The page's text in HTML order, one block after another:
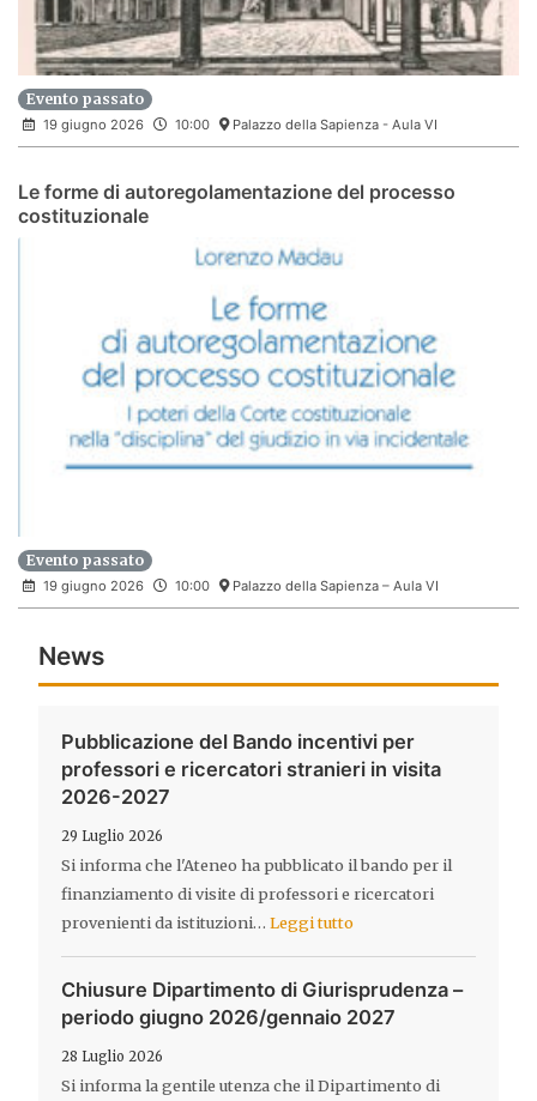
Evento passato
19 giugno 2026 10:00 Palazzo della Sapienza - Aula VI
Le forme di autoregolamentazione del processo
costituzionale
Evento passato
19 giugno 2026 10:00 Palazzo della Sapienza – Aula VI
News
Pubblicazione del Bando incentivi per
professori e ricercatori stranieri in visita
2026-2027
29 Luglio 2026
Si informa che l'Ateneo ha pubblicato il bando per il
finanziamento di visite di professori e ricercatori
provenienti da istituzioni…Leggi tutto
Chiusure Dipartimento di Giurisprudenza –
periodo giugno 2026/gennaio 2027
28 Luglio 2026
Si informa la gentile utenza che il Dipartimento di